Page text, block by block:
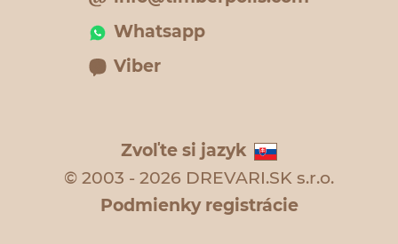
Whatsapp
Viber
Zvoľte si jazyk
© 2003 - 2026 DREVARI.SK s.r.o.
Podmienky registrácie